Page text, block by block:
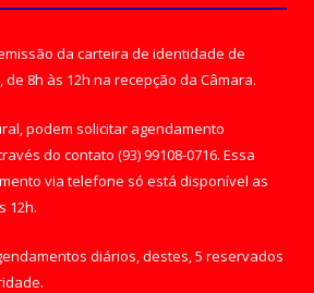
da carteira de identidade de
8h às 12h na recepção da Câmara.
podem solicitar agendamento
do contato (93) 99108-0716. Essa
via telefone só está disponível as
12h.
diários, destes, 5 reservados